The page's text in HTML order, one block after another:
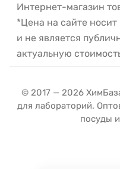
Интернет-магазин
*Цена на сайте
и не является
актуальную
© 2017 — 2026
для лабораторий.
посуды